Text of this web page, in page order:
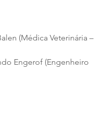
(Médica Veterinária –
Engerof (Engenheiro